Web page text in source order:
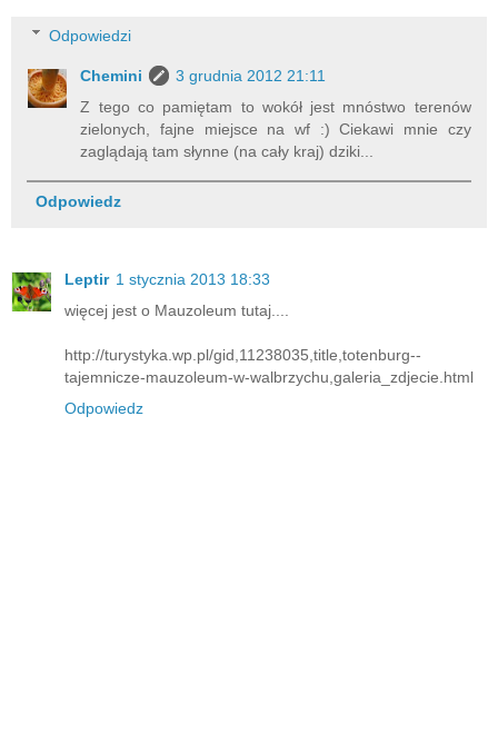
Odpowiedzi
Chemini
3 grudnia 2012 21:11
Z tego co pamiętam to wokół jest mnóstwo terenów
zielonych, fajne miejsce na wf :) Ciekawi mnie czy
zaglądają tam słynne (na cały kraj) dziki...
Odpowiedz
Leptir 1 stycznia 2013 18:33
więcej jest o Mauzoleum tutaj....
http://turystyka.wp.pl/gid,11238035,title,totenburg--
tajemnicze-mauzoleum-w-walbrzychu,galeria_zdjecie.html
Odpowiedz